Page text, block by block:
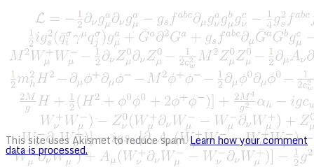
This site uses Akismet to reduce spam.Learn how your comment
data is processed.